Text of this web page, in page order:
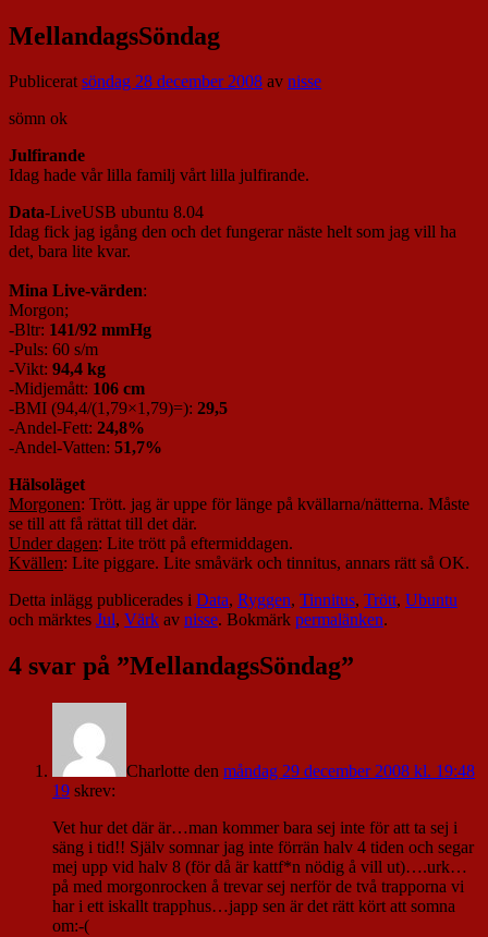
MellandagsSöndag
Publiceratsöndag 28 december 2008 av nisse
sömn ok
Julfirande
Idag hade vår lilla familj vårt lilla julfirande.
Data-LiveUSB ubuntu 8.04
Idag fick jag igång den och det fungerar näste helt som jag vill ha
det, bara lite kvar.
Mina Live-värden:
Morgon;
-Bltr: 141/92 mmHg
-Puls: 60 s/m
-Vikt: 94,4 kg
-Midjemått: 106 cm
-BMI (94,4/(1,79×1,79)=): 29,5
-Andel-Fett: 24,8%
-Andel-Vatten: 51,7%
Hälsoläget
Morgonen: Trött. jag är uppe för länge på kvällarna/nätterna. Måste
se till att få rättat till det där.
Under dagen: Lite trött på eftermiddagen.
Kvällen: Lite piggare. Lite småvärk och tinnitus, annars rätt så OK.
Detta inlägg publicerades i Data, Ryggen, Tinnitus, Trött, Ubuntu
och märktes Jul, Värk av nisse. Bokmärk permalänken.
4 svar på ”MellandagsSöndag”
Charlotte den måndag 29 december 2008 kl. 19:48
19 skrev:
Vet hur det där är…man kommer bara sej inte för att ta sej i
säng i tid!! Själv somnar jag inte förrän halv 4 tiden och segar
mej upp vid halv 8 (för då är kattf*n nödig å vill ut)….urk…
på med morgonrocken å trevar sej nerför de två trapporna vi
har i ett iskallt trapphus…japp sen är det rätt kört att somna
om:-(